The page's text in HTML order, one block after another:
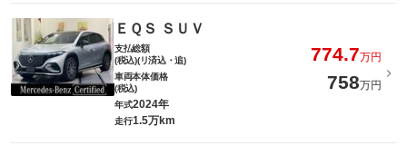
ＥＱＳ ＳＵＶ
支払総額
(税込)(リ済込・追)
774.7万円
車両本体価格
(税込)
758万円
年式2024年
走行1.5万km